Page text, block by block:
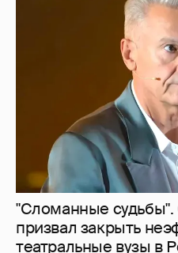
"Сломанные
призвал закрыть
театральные вузы в